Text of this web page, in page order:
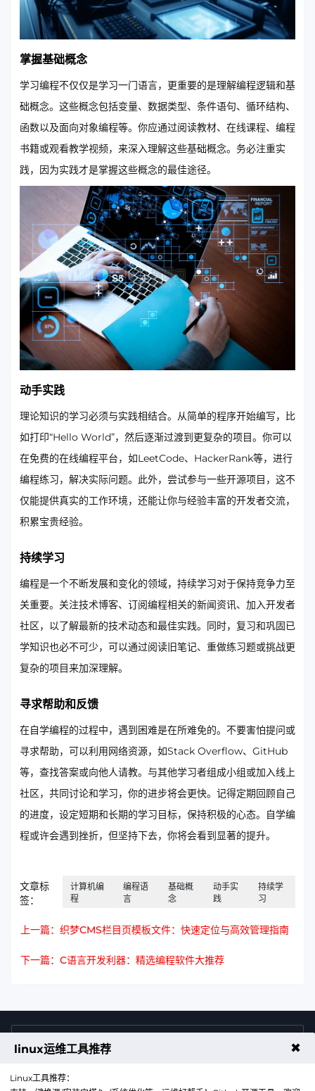
掌握基础概念
学习编程不仅仅是学习一门语言，更重要的是理解编程逻辑和基
础概念。这些概念包括变量、数据类型、条件语句、循环结构、
函数以及面向对象编程等。你应通过阅读教材、在线课程、编程
书籍或观看教学视频，来深入理解这些基础概念。务必注重实
践，因为实践才是掌握这些概念的最佳途径。
动手实践
理论知识的学习必须与实践相结合。从简单的程序开始编写，比
如打印“Hello World”，然后逐渐过渡到更复杂的项目。你可以
在免费的在线编程平台，如LeetCode、HackerRank等，进行
编程练习，解决实际问题。此外，尝试参与一些开源项目，这不
仅能提供真实的工作环境，还能让你与经验丰富的开发者交流，
积累宝贵经验。
持续学习
编程是一个不断发展和变化的领域，持续学习对于保持竞争力至
关重要。关注技术博客、订阅编程相关的新闻资讯、加入开发者
社区，以了解最新的技术动态和最佳实践。同时，复习和巩固已
学知识也必不可少，可以通过阅读旧笔记、重做练习题或挑战更
复杂的项目来加深理解。
寻求帮助和反馈
在自学编程的过程中，遇到困难是在所难免的。不要害怕提问或
寻求帮助，可以利用网络资源，如Stack Overflow、GitHub
等，查找答案或向他人请教。与其他学习者组成小组或加入线上
社区，共同讨论和学习，你的进步将会更快。记得定期回顾自己
的进度，设定短期和长期的学习目标，保持积极的心态。自学编
程或许会遇到挫折，但坚持下去，你将会看到显著的提升。
文章标
签：
计算机编
程
编程语
言
基础概
念
动手实
践
持续学
习
上一篇：织梦CMS栏目页模板文件：快速定位与高效管理指南
下一篇：C语言开发利器：精选编程软件大推荐
售前咨询热线
linux运维工具推荐 ✖
Linux工具推荐：